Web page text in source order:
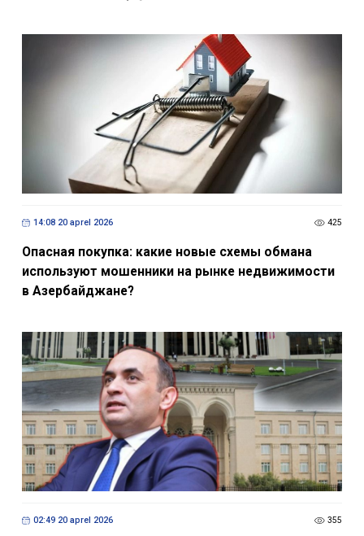
14:08 20 aprel 2026 425
Опасная покупка: какие новые схемы обмана
используют мошенники на рынке недвижимости
в Азербайджане?
02:49 20 aprel 2026 355